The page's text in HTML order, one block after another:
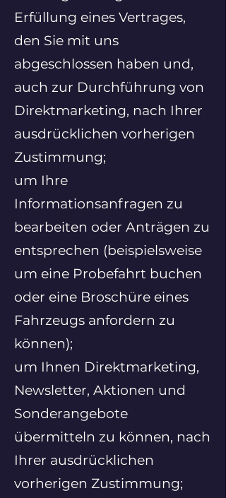
Erfüllung eines Vertrages,
den Sie mit uns
abgeschlossen haben und,
auch zur Durchführung von
Direktmarketing, nach Ihrer
ausdrücklichen vorherigen
Zustimmung;
um Ihre
Informationsanfragen zu
bearbeiten oder Anträgen zu
entsprechen (beispielsweise
um eine Probefahrt buchen
oder eine Broschüre eines
Fahrzeugs anfordern zu
können);
um Ihnen Direktmarketing,
Newsletter, Aktionen und
Sonderangebote
übermitteln zu können, nach
Ihrer ausdrücklichen
vorherigen Zustimmung;